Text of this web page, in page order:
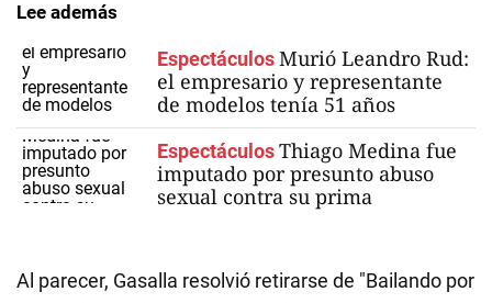
Lee además
EspectáculosMurió Leandro Rud:
el empresario y representante
de modelos tenía 51 años
EspectáculosThiago Medina fue
imputado por presunto abuso
sexual contra su prima
Al parecer, Gasalla resolvió retirarse de "Bailando por